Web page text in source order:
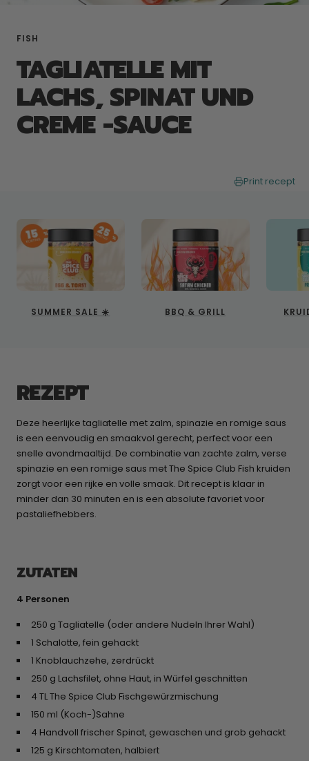
FISH
TAGLIATELLE MIT
LACHS, SPINAT UND
CREME -SAUCE
Print recept
SUMMER SALE ☀️ BBQ & GRILL
REZEPT
Deze heerlijke tagliatelle met zalm, spinazie en romige saus
is een eenvoudig en smaakvol gerecht, perfect voor een
snelle avondmaaltijd. De combinatie van zachte zalm, verse
spinazie en een romige saus met The Spice Club Fish kruiden
zorgt voor een rijke en volle smaak. Dit recept is klaar in
minder dan 30 minuten en is een absolute favoriet voor
pastaliefhebbers.
ZUTATEN
4 Personen
250 g Tagliatelle (oder andere Nudeln Ihrer Wahl)
1 Schalotte, fein gehackt
1 Knoblauchzehe, zerdrückt
250 g Lachsfilet, ohne Haut, in Würfel geschnitten
4 TL The Spice Club Fischgewürzmischung
150 ml (Koch-)Sahne
4 Handvoll frischer Spinat, gewaschen und grob gehackt
125 g Kirschtomaten, halbiert